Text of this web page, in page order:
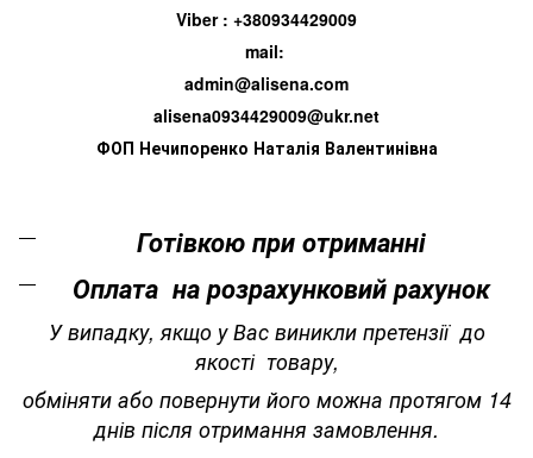
Viber : +380934429009
mail:
admin@alisena.com
alisena0934429009@ukr.net
ФОП Нечипоренко Наталія Валентинівна
Готівкою при отриманні
Оплата на розрахунковий рахунок
У випадку, якщо у Вас виникли претензії до
якості товару,
обміняти або повернути його можна протягом 14
днів після отримання замовлення.